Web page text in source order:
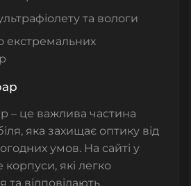
та вологи
екстремальних
– це важлива частина
яка захищає оптику від
умов. На сайті у
які легко
та відповідають